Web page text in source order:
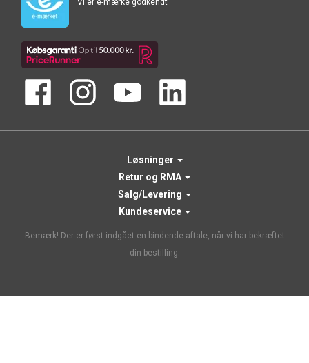
Løsninger
Retur og RMA
Salg/Levering
Kundeservice
Bemærk! Der er først indgået en bindende aftale, når vi har bekræftet
din bestilling.